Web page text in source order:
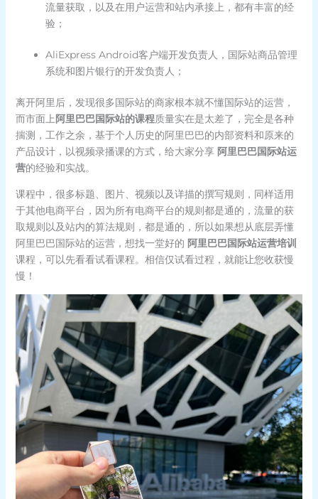
流量获取，以及在用户运营和站内承接上，都有丰富的经
验；
AliExpress Android客户端开发负责人，国际站商品管理
系统和图片银行的开发负责人；
离开阿里后，发现很多国际站的商家根本就不懂国际站的运营，
而市面上阿里巴巴国际站的课程质量实在是太差了，完全是各种
揣测，工作之余，基于个人历史的阿里巴巴的内部资料和原来的
产品设计，以视频录播课的方式，给大家分享 阿里巴巴国际站运
营的经验和实战。
课程中，很多标题、图片、视频以及详描的撰写规则，同样适用
于其他电商平台，因为所有电商平台的规则都是通的，流量的获
取规则以及站内的算法规则，都是通的，所以如果想从底层弄懂
阿里巴巴国际站的运营，想找一堂好的 阿里巴巴国际站运营培训
课程，可以先看看试看课程。相信仅试看过程，就能让您收获慢
慢！